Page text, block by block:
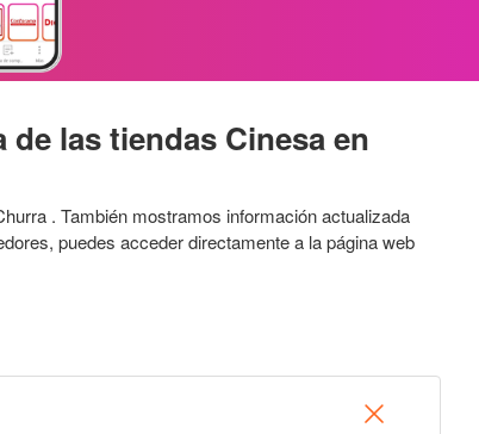
las tiendas Cinesa en
. También mostramos información actualizada
puedes acceder directamente a la página web